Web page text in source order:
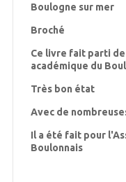
Boulogne sur mer
Broché
Ce livre fait parti
académique du
Très bon état
Avec de
Il a été fait pour
Boulonnais